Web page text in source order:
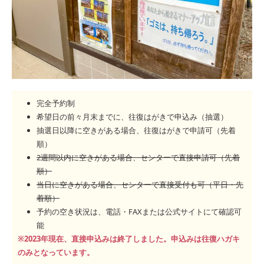
完全予約制
希望日の前々月末までに、往復はがきで申込み（抽選）
抽選日以降に空きがある場合、往復はがきで申請可（先着
順）
2週間以内に空きがある場合、センターで直接申請可（先着
順）
当日に空きがある場合、センターで直接受付も可（平日・先
着順）
予約の空き状況は、電話・FAXまたは公式サイトにて確認可
能
※2023年現在、直接申込みは終了しました。申込みは往復ハガキ
のみとなっています。